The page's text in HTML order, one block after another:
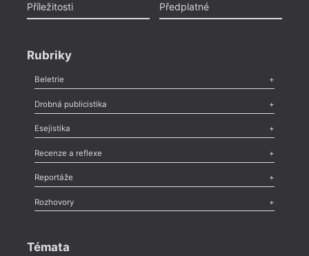
Příležitosti
Předplatné
Rubriky
Beletrie
Poezie,Próza,Dokumenty
Drobná publicistika
Odlesk
Nekrolog,Glosa,Sloupek,Pozvánka,Literární soutěž,
Esejistika
Esej , Pádlo,Úvaha
Recenze a reflexe
Recenze
Méně slov o próze,Celá rubrika
Reportáže
Literární zítřky
Celá rubrika
Rozhovory
Témata